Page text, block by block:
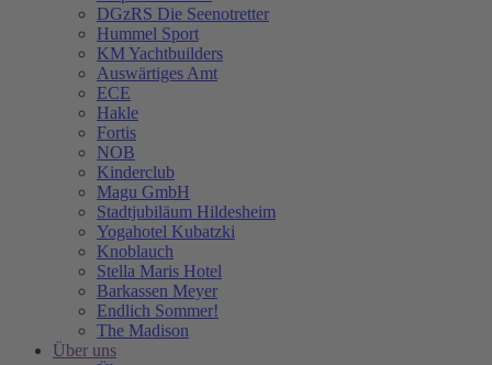
DGzRS Die Seenotretter
Hummel Sport
KM Yachtbuilders
Auswärtiges Amt
ECE
Hakle
Fortis
NOB
Kinderclub
Magu GmbH
Stadtjubiläum Hildesheim
Yogahotel Kubatzki
Knoblauch
Stella Maris Hotel
Barkassen Meyer
Endlich Sommer!
The Madison
Über uns